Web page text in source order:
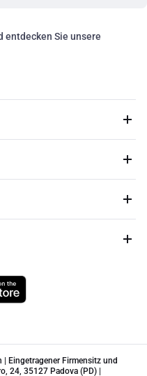
entdecken Sie unsere
Eingetragener Firmensitz und
24, 35127 Padova (PD) |